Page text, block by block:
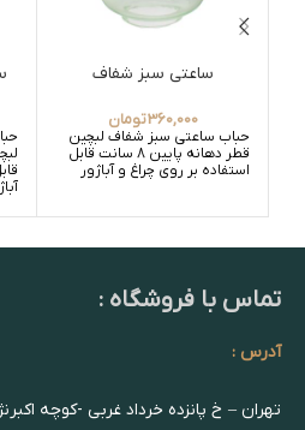
ساعتی سبز شفاف
360,000تومان
حباب ساعتی سبز شفاف لبچین
قطر دهانه پایین 8 سانت قابل
استفاده بر روی چراغ و آباژور
تماس با فروشگاه :
آدرس :
تهران – خ پانزده خرداد غربی -کوچه